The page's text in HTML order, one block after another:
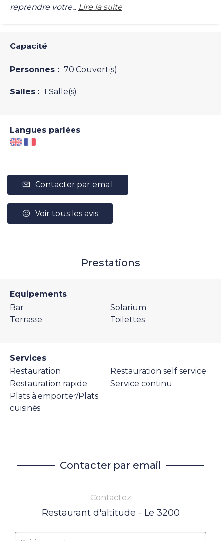
reprendre votre... Lire la suite
Capacité
Personnes : 70 Couvert(s)
Salles : 1 Salle(s)
Langues parlées
Contacter par email
Voir tous les avis
Prestations
Equipements
Bar
Terrasse
Solarium
Toilettes
Services
Restauration
Restauration rapide
Plats à emporter/Plats
cuisinés
Restauration self service
Service continu
Contacter par email
Contactez
Restaurant d'altitude - Le 3200